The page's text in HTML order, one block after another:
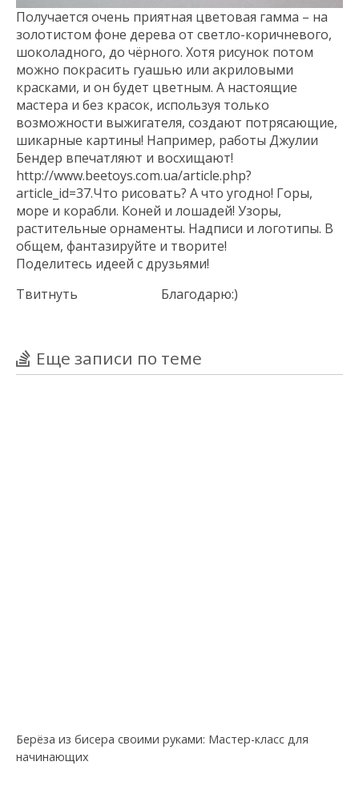
Получается очень приятная цветовая гамма – на
золотистом фоне дерева от светло-коричневого,
шоколадного, до чёрного. Хотя рисунок потом
можно покрасить гуашью или акриловыми
красками, и он будет цветным. А настоящие
мастера и без красок, используя только
возможности выжигателя, создают потрясающие,
шикарные картины! Например, работы Джулии
Бендер впечатляют и восхищают!
http://www.beetoys.com.ua/article.php?
article_id=37.Что рисовать? А что угодно! Горы,
море и корабли. Коней и лошадей! Узоры,
растительные орнаменты. Надписи и логотипы. В
общем, фантазируйте и творите!
Поделитесь идеей с друзьями!
Твитнуть
Благодарю:)
Еще записи по теме
Берёза из бисера своими руками: Мастер-класс для
начинающих